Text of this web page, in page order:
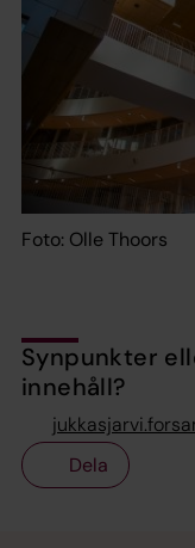
Foto: Olle Thoors
Synpunkter
innehåll?
Dela